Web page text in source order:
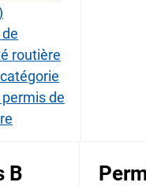
routière
de
B